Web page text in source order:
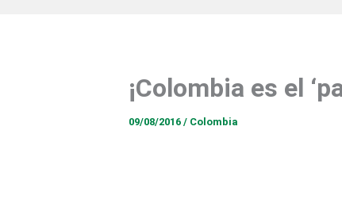
¡Colombia es el
09/08/2016 / Colombia